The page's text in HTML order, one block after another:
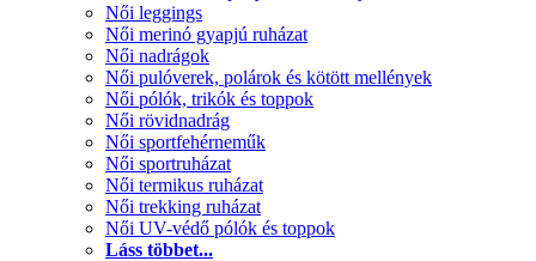
Női leggings
Női merinó gyapjú ruházat
Női nadrágok
Női pulóverek, polárok és kötött mellények
Női pólók, trikók és toppok
Női rövidnadrág
Női sportfehérneműk
Női sportruházat
Női termikus ruházat
Női trekking ruházat
Női UV-védő pólók és toppok
Láss többet...